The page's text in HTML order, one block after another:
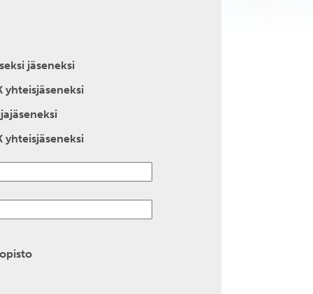
jäseneksi
yhteisjäseneksi
yhteisjäseneksi